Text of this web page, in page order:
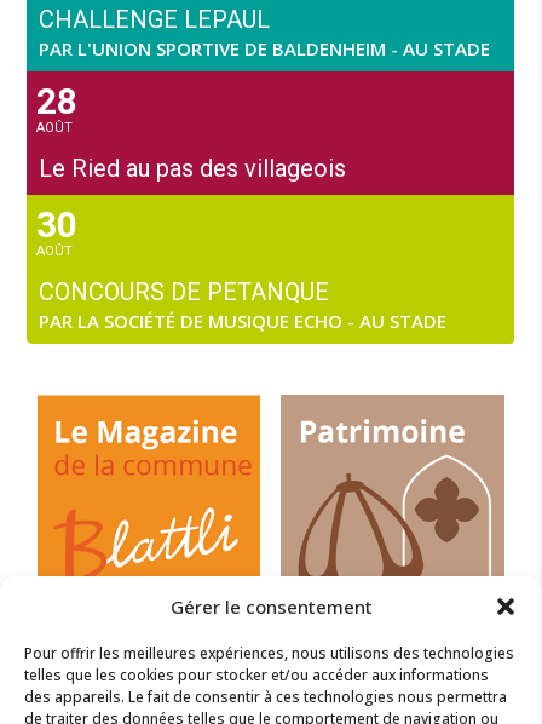
Gérer le consentement
Pour offrir les meilleures expériences, nous utilisons des technologies
telles que les cookies pour stocker et/ou accéder aux informations
des appareils. Le fait de consentir à ces technologies nous permettra
de traiter des données telles que le comportement de navigation ou
CHALLENGE LEPAUL
PAR L'UNION SPORTIVE DE BALDENHEIM - AU STADE
28
AOÛT
Le Ried au pas des villageois
30
AOÛT
CONCOURS DE PETANQUE
PAR LA SOCIÉTÉ DE MUSIQUE ECHO - AU STADE